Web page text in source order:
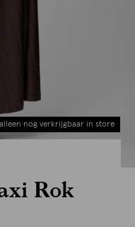
alleen nog verkrijgbaar in store
Rok